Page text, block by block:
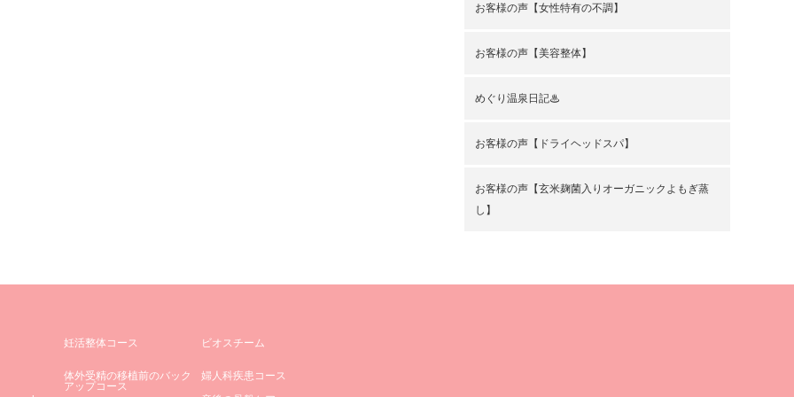
お客様の声【女性特有の不調】
お客様の声【美容整体】
めぐり温泉日記♨
お客様の声【ドライヘッドスパ】
お客様の声【玄米麹菌入りオーガニックよもぎ蒸
し】
妊活整体コース
体外受精の移植前のバック
アップコース
ビオスチーム
婦人科疾患コース